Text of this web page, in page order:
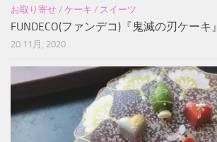
お取り寄せ / ケーキ / スイーツ
FUNDECO(ファンデコ)『鬼滅の刃ケーキ』
20 11月, 2020